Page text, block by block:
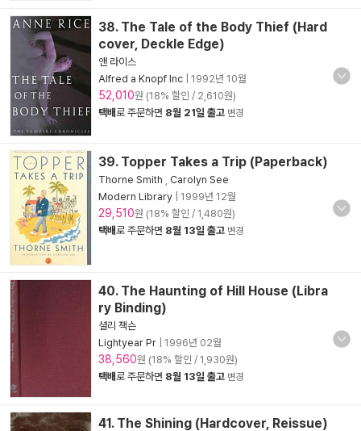
38. The Tale of the Body Thief (Hard
cover, Deckle Edge)
앤 라이스
Alfred a Knopf Inc
1992년 10월
52,010원 (18% 할인 / 2,610원)
택배로 주문하면 8월 21일 출고 변경
39. Topper Takes a Trip (Paperback)
Thorne Smith
Carolyn See
Modern Library
1999년 12월
29,510원 (18% 할인 / 1,480원)
택배로 주문하면 8월 13일 출고 변경
40. The Haunting of Hill House (Libra
ry Binding)
셜리 잭슨
Lightyear Pr
1996년 02월
38,560원 (18% 할인 / 1,930원)
택배로 주문하면 8월 13일 출고 변경
41. The Shining (Hardcover, Reissue)